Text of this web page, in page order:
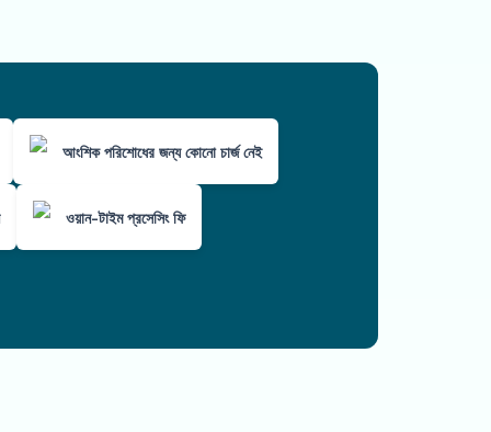
আংশিক পরিশোধের জন্য কোনো চার্জ নেই
ওয়ান-টাইম প্রসেসিং ফি